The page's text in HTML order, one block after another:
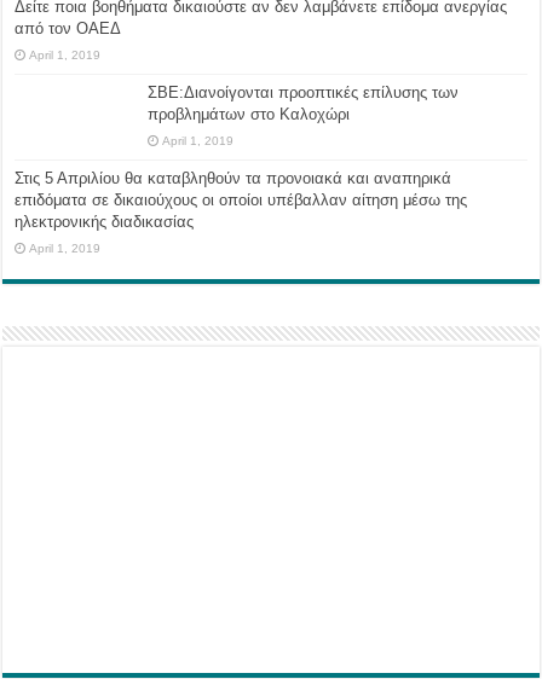
Δείτε ποια βοηθήματα δικαιούστε αν δεν λαμβάνετε επίδομα ανεργίας
από τον ΟΑΕΔ
April 1, 2019
ΣΒΕ:Διανοίγονται προοπτικές επίλυσης των
προβλημάτων στο Καλοχώρι
April 1, 2019
Στις 5 Απριλίου θα καταβληθούν τα προνοιακά και αναπηρικά
επιδόματα σε δικαιούχους οι οποίοι υπέβαλλαν αίτηση μέσω της
ηλεκτρονικής διαδικασίας
April 1, 2019